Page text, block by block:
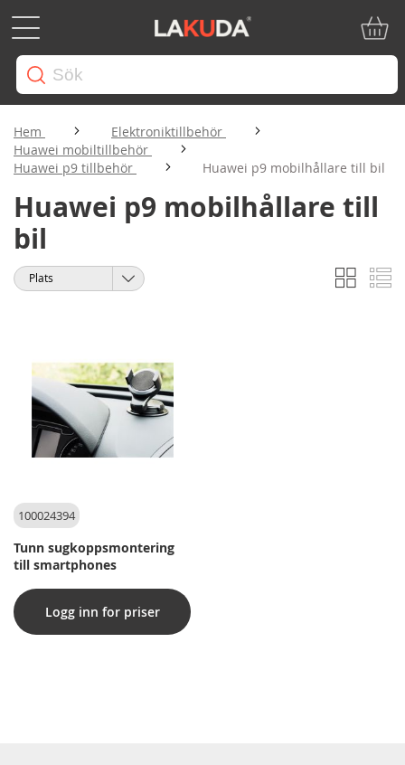
Hem
Elektroniktillbehör
Huawei mobiltillbehör
Huawei p9 tillbehör
Huawei p9 mobilhållare till bil
Huawei p9 mobilhållare till
bil
Visa
som
Rutnät
Sortera
100024394
Tunn sugkoppsmontering
till smartphones
Logg inn for priser